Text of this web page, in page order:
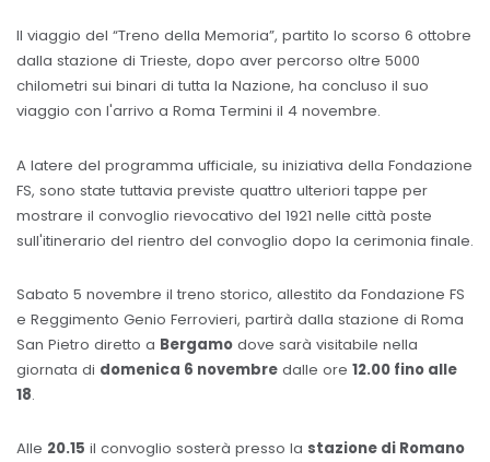
Il viaggio del “Treno della Memoria”, partito lo scorso 6 ottobre
dalla stazione di Trieste, dopo aver percorso oltre 5000
chilometri sui binari di tutta la Nazione, ha concluso il suo
viaggio con l'arrivo a Roma Termini il 4 novembre.
A latere del programma ufficiale, su iniziativa della Fondazione
FS, sono state tuttavia previste quattro ulteriori tappe per
mostrare il convoglio rievocativo del 1921 nelle città poste
sull'itinerario del rientro del convoglio dopo la cerimonia finale.
Sabato 5 novembre il treno storico, allestito da Fondazione FS
e Reggimento Genio Ferrovieri, partirà dalla stazione di Roma
San Pietro diretto a Bergamo dove sarà visitabile nella
giornata di domenica 6 novembre dalle ore 12.00 fino alle
18.
Alle 20.15 il convoglio sosterà presso la stazione di Romano